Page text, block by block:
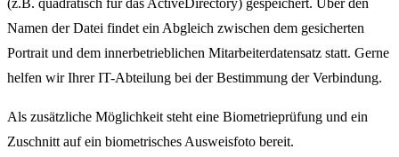
Namen der Datei findet ein Abgleich zwischen dem gesicherten
Portrait und dem innerbetrieblichen Mitarbeiterdatensatz statt. Gerne
helfen wir Ihrer IT-Abteilung bei der Bestimmung der Verbindung.
Als zusätzliche Möglichkeit steht eine Biometrieprüfung und ein
Zuschnitt auf ein biometrisches Ausweisfoto bereit.